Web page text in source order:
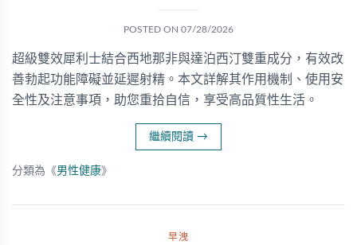
POSTED ON 07/28/2026
超級雙效犀利士結合西地那非與達泊西汀雙重成分，有效改
善勃起功能障礙並延遲射精。本文詳解其作用機制、使用安
全性及注意事項，助您重拾自信，享受高品質性生活。
繼續閱讀 →
分類為《男性健康》
早洩